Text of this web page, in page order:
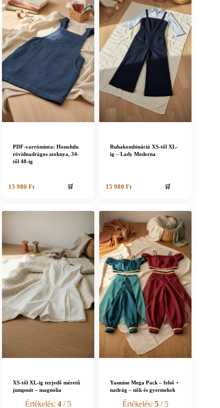
PDF-varróminta: Honolulu
rövidnadrágos szoknya, 34-
től 48-ig
15 980 Ft 🛒
Ruhakombináció XS-től XL-
ig – Lady Moderna
15 980 Ft 🛒
XS-től XL-ig terjedő méretű
jumpsuit – magnolia
Értékelés:4 / 5
Yasmine Mega Pack – felső +
nadrág – nők és gyermekek
Értékelés:5 / 5